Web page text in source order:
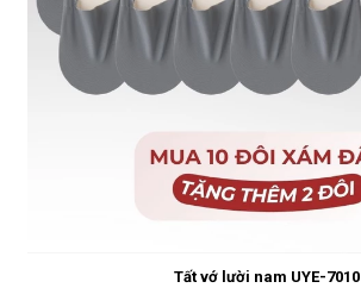
Tất vớ lười nam UYE-7010